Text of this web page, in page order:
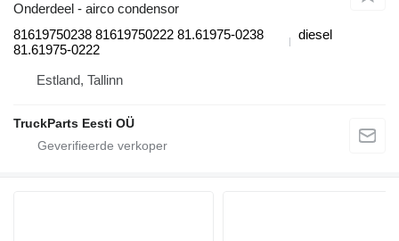
Onderdeel - airco condensor
81619750238 81619750222 81.61975-0238
81.61975-0222
diesel
Estland, Tallinn
TruckParts Eesti OÜ